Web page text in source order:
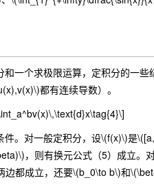
个求极限运算，定积分的一些
都有连续导数）。
件。对一般定积分，设\(f(x)\)是
，则有换元公式（5）成立。
都成立，还要\(b_0\to b\)和